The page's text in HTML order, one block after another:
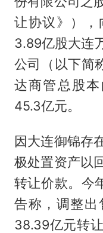
让协议》），
3.89亿股大连
公司（以下简
达商管总股
45.3亿元。
因大连御锦存
极处置资产以
转让价款。今
告称，调整出
38.39亿元转